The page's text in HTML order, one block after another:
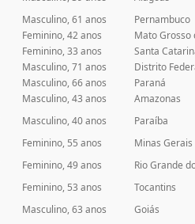
Masculino, 61 anos
Pernambuco
Feminino, 42 anos
Mato Grosso
Feminino, 33 anos
Santa
Masculino, 71 anos
Distrito
Masculino, 66 anos
Paraná
Masculino, 43 anos
Amazonas
Masculino, 40 anos
Paraíba
Feminino, 55 anos
Minas Gerais
Feminino, 49 anos
Rio Grande
Feminino, 53 anos
Tocantins
Masculino, 63 anos
Goiás